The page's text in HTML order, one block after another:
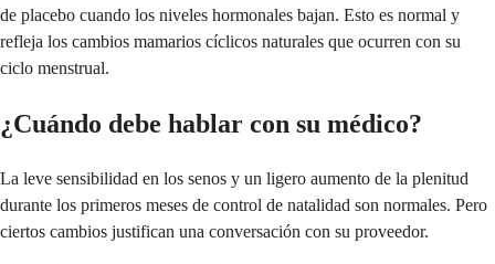
de placebo cuando los niveles hormonales bajan. Esto es normal y
refleja los cambios mamarios cíclicos naturales que ocurren con su
ciclo menstrual.
¿Cuándo debe hablar con su médico?
La leve sensibilidad en los senos y un ligero aumento de la plenitud
durante los primeros meses de control de natalidad son normales. Pero
ciertos cambios justifican una conversación con su proveedor.